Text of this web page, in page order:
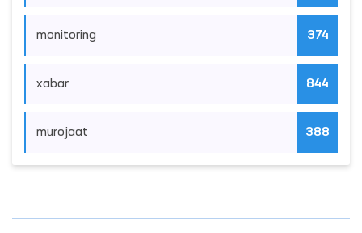
monitoring 374
xabar 844
murojaat 388